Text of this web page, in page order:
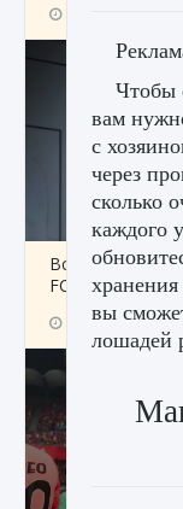
Все новые
FC 25
9 августа 2024
Чтобы
вам
с
через
сколько
каждого
вы
лошадей